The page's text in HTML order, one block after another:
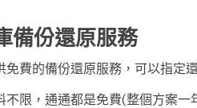
備份還原服務
費的備份還原服務，可以指定
限，通通都是免費(整個方案